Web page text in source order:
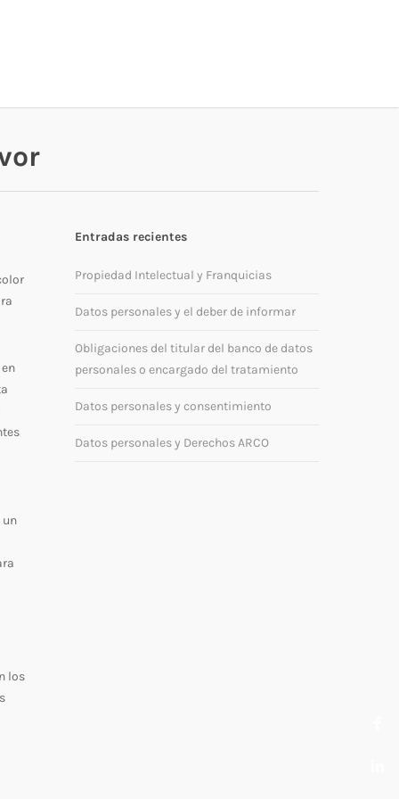
un
los
Entradas recientes
Propiedad Intelectual y Franquicias
Datos personales y el deber de informar
Obligaciones del titular del banco de datos
personales o encargado del tratamiento
Datos personales y consentimiento
Datos personales y Derechos ARCO